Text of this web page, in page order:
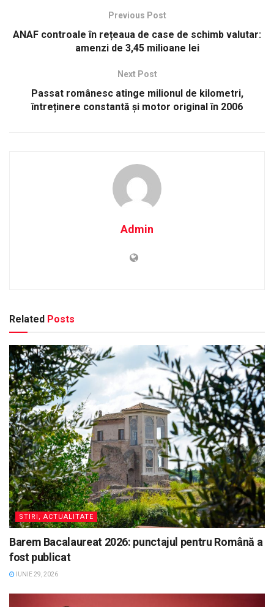
Previous Post
ANAF controale în rețeaua de case de schimb valutar:
amenzi de 3,45 milioane lei
Next Post
Passat românesc atinge milionul de kilometri,
întreținere constantă și motor original în 2006
Admin
Related Posts
STIRI, ACTUALITATE
Barem Bacalaureat 2026: punctajul pentru Română a
fost publicat
IUNIE 29, 2026